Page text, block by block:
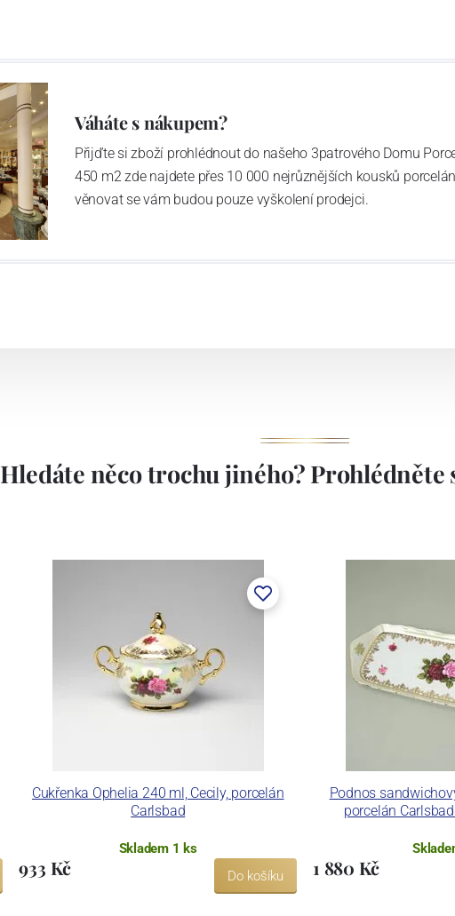
Váháte s nákupem?
Přijďte si zboží prohlédnout do našeho 3patrového Domu
450 m2 zde najdete přes 10 000 nejrůznějších kousků
věnovat se vám budou pouze vyškolení prodejci.
Hledáte něco trochu jiného?
Cukřenka Ophelia 240 ml, Cecily, porcelán
Carlsbad
Skladem 1 ks
933 Kč Do košíku
Podnos
porcelán
1 880 Kč